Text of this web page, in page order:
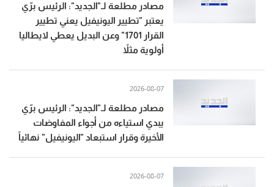
مصادر مطلعة لـ"الجديد": الرئيس برّي
يعتبر "تطيير اليونيفيل يعني تطيير
القرار 1701" وعن البديل يعطي لايطاليا
أولوية مثلاً
مصادر مطلعة لـ"الجديد": الرئيس برّي
يبدي استياءه من أجواء المفاوضات
الأخيرة وقرار استبعاد "اليونيفيل" نهائياً
2026-08-07
2026-08-07